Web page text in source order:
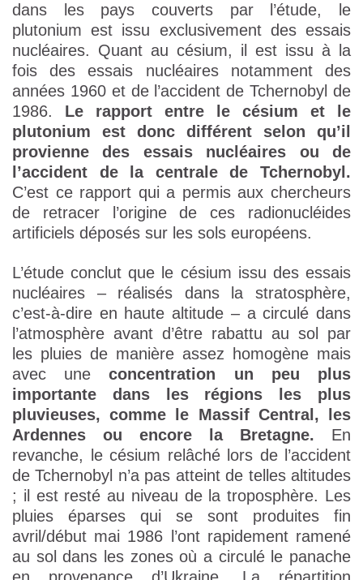
dans les pays couverts par l’étude, le
plutonium est issu exclusivement des essais
nucléaires. Quant au césium, il est issu à la
fois des essais nucléaires notamment des
années 1960 et de l’accident de Tchernobyl de
1986. Le rapport entre le césium et le
plutonium est donc différent selon qu’il
provienne des essais nucléaires ou de
l’accident de la centrale de Tchernobyl.
C’est ce rapport qui a permis aux chercheurs
de retracer l’origine de ces radionucléides
artificiels déposés sur les sols européens.
L’étude conclut que le césium issu des essais
nucléaires – réalisés dans la stratosphère,
c’est-à-dire en haute altitude – a circulé dans
l’atmosphère avant d’être rabattu au sol par
les pluies de manière assez homogène mais
avec uneconcentration un peu plus
importante dans les régions les plus
pluvieuses, comme le Massif Central, les
Ardennes ou encore la Bretagne. En
revanche, le césium relâché lors de l’accident
de Tchernobyl n’a pas atteint de telles altitudes
; il est resté au niveau de la troposphère. Les
pluies éparses qui se sont produites fin
avril/début mai 1986 l’ont rapidement ramené
au sol dans les zones où a circulé le panache